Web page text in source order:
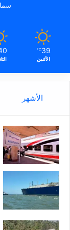
39
℃
الأثنين
الأشهر